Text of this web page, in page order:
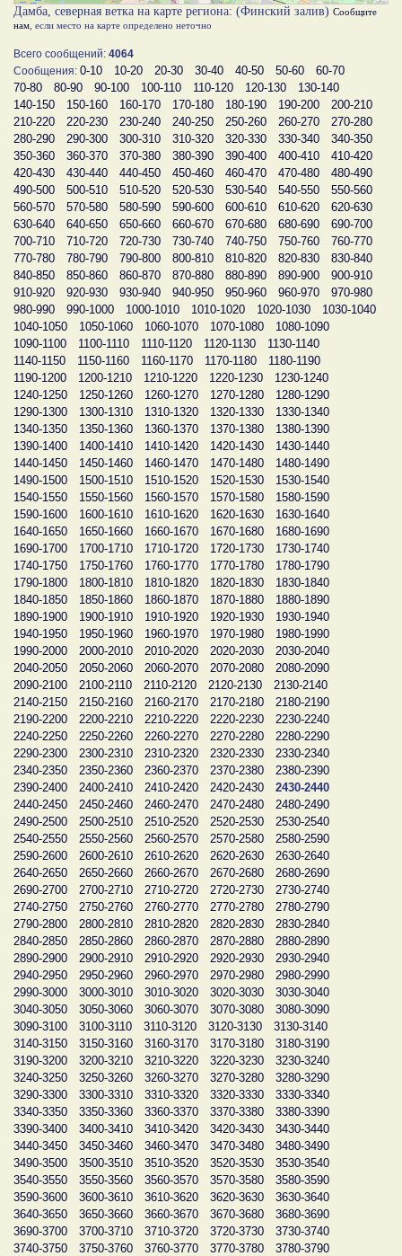
Дамба, северная ветка на карте региона: (Финский залив) Сообщите
нам , если место на карте определено неточно
Всего сообщений: 4064
Сообщения: 0-10 10-20 20-30 30-40 40-50 50-60
60-70
70-80
80-90 90-100 100-110 110-120 120-130
130-140
140-150
150-160 160-170 170-180 180-190 190-200
200-210
210-220
220-230 230-240 240-250 250-260 260-270
270-280
280-290
290-300 300-310 310-320 320-330 330-340
340-350
350-360
360-370 370-380 380-390 390-400 400-410
410-420
420-430
430-440 440-450 450-460 460-470 470-480
480-490
490-500
500-510 510-520 520-530 530-540 540-550
550-560
560-570
570-580 580-590 590-600 600-610 610-620
620-630
630-640
640-650 650-660 660-670 670-680 680-690
690-700
700-710
710-720 720-730 730-740 740-750 750-760
760-770
770-780
780-790 790-800 800-810 810-820 820-830
830-840
840-850
850-860 860-870 870-880 880-890 890-900
900-910
910-920
920-930 930-940 940-950 950-960 960-970
970-980
980-990
990-1000 1000-1010 1010-1020 1020-1030
1030-1040
1040-1050
1050-1060 1060-1070 1070-1080
1080-1090
1090-1100
1100-1110 1110-1120 1120-1130
1130-1140
1140-1150
1150-1160 1160-1170 1170-1180
1180-1190
1190-1200
1200-1210 1210-1220 1220-1230
1230-1240
1240-1250
1250-1260 1260-1270 1270-1280
1280-1290
1290-1300
1300-1310 1310-1320 1320-1330
1330-1340
1340-1350
1350-1360 1360-1370 1370-1380
1380-1390
1390-1400
1400-1410 1410-1420 1420-1430
1430-1440
1440-1450
1450-1460 1460-1470 1470-1480
1480-1490
1490-1500
1500-1510 1510-1520 1520-1530
1530-1540
1540-1550
1550-1560 1560-1570 1570-1580
1580-1590
1590-1600
1600-1610 1610-1620 1620-1630
1630-1640
1640-1650
1650-1660 1660-1670 1670-1680
1680-1690
1690-1700
1700-1710 1710-1720 1720-1730
1730-1740
1740-1750
1750-1760 1760-1770 1770-1780
1780-1790
1790-1800
1800-1810 1810-1820 1820-1830
1830-1840
1840-1850
1850-1860 1860-1870 1870-1880
1880-1890
1890-1900
1900-1910 1910-1920 1920-1930
1930-1940
1940-1950
1950-1960 1960-1970 1970-1980
1980-1990
1990-2000
2000-2010 2010-2020 2020-2030
2030-2040
2040-2050
2050-2060 2060-2070 2070-2080
2080-2090
2090-2100
2100-2110 2110-2120 2120-2130
2130-2140
2140-2150
2150-2160 2160-2170 2170-2180
2180-2190
2190-2200
2200-2210 2210-2220 2220-2230
2230-2240
2240-2250
2250-2260 2260-2270 2270-2280
2280-2290
2290-2300
2300-2310 2310-2320 2320-2330
2330-2340
2340-2350
2350-2360 2360-2370 2370-2380
2380-2390
2390-2400
2400-2410 2410-2420 2420-2430
2430-2440
2440-2450
2450-2460 2460-2470 2470-2480
2480-2490
2490-2500
2500-2510 2510-2520 2520-2530
2530-2540
2540-2550
2550-2560 2560-2570 2570-2580
2580-2590
2590-2600
2600-2610 2610-2620 2620-2630
2630-2640
2640-2650
2650-2660 2660-2670 2670-2680
2680-2690
2690-2700
2700-2710 2710-2720 2720-2730
2730-2740
2740-2750
2750-2760 2760-2770 2770-2780
2780-2790
2790-2800
2800-2810 2810-2820 2820-2830
2830-2840
2840-2850
2850-2860 2860-2870 2870-2880
2880-2890
2890-2900
2900-2910 2910-2920 2920-2930
2930-2940
2940-2950
2950-2960 2960-2970 2970-2980
2980-2990
2990-3000
3000-3010 3010-3020 3020-3030
3030-3040
3040-3050
3050-3060 3060-3070 3070-3080
3080-3090
3090-3100
3100-3110 3110-3120 3120-3130
3130-3140
3140-3150
3150-3160 3160-3170 3170-3180
3180-3190
3190-3200
3200-3210 3210-3220 3220-3230
3230-3240
3240-3250
3250-3260 3260-3270 3270-3280
3280-3290
3290-3300
3300-3310 3310-3320 3320-3330
3330-3340
3340-3350
3350-3360 3360-3370 3370-3380
3380-3390
3390-3400
3400-3410 3410-3420 3420-3430
3430-3440
3440-3450
3450-3460 3460-3470 3470-3480
3480-3490
3490-3500
3500-3510 3510-3520 3520-3530
3530-3540
3540-3550
3550-3560 3560-3570 3570-3580
3580-3590
3590-3600
3600-3610 3610-3620 3620-3630
3630-3640
3640-3650
3650-3660 3660-3670 3670-3680
3680-3690
3690-3700
3700-3710 3710-3720 3720-3730
3730-3740
3740-3750
3750-3760 3760-3770 3770-3780
3780-3790